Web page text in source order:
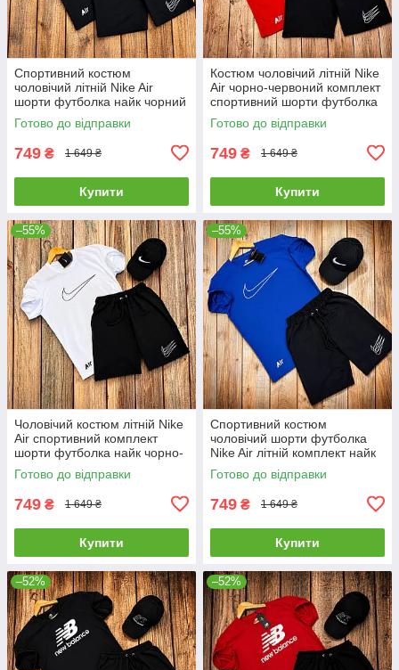
Спортивний костюм
чоловічий літній Nike Air
шорти футболка найк чорний
Готово до відправки
749 ₴ 1 649 ₴
Купити
Костюм чоловічий літній Nike
Air чорно-червоний комплект
спортивний шорти футболка
найк
Готово до відправки
749 ₴ 1 649 ₴
Купити
–55%
Чоловічий костюм літній Nike
Air спортивний комплект
шорти футболка найк чорно-
білий
Готово до відправки
749 ₴ 1 649 ₴
Купити
–55%
Спортивний костюм
чоловічий шорти футболка
Nike Air літній комплект найк
чорно-синій
Готово до відправки
749 ₴ 1 649 ₴
Купити
–52% –52%